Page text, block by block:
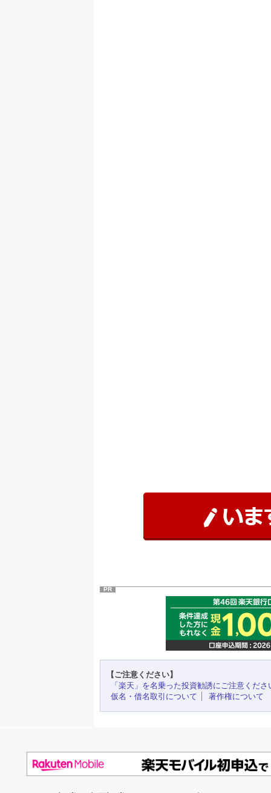
PR
【ご注意ください】
「楽天」を名乗った投資勧誘にご注意くださ
仮名・借名取引について
著作権について